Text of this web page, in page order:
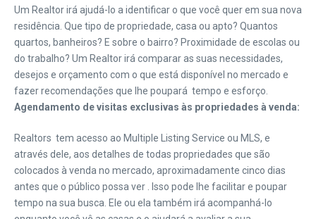
Um Realtor irá ajudá-lo a identificar o que você quer em sua nova
residência. Que tipo de propriedade, casa ou apto? Quantos
quartos, banheiros? E sobre o bairro? Proximidade de escolas ou
do trabalho? Um Realtor irá comparar as suas necessidades,
desejos e orçamento com o que está disponível no mercado e
fazer recomendações que lhe poupará tempo e esforço.
Agendamento de visitas exclusivas às propriedades à venda:
Realtors tem acesso ao Multiple Listing Service ou MLS, e
através dele, aos detalhes de todas propriedades que são
colocados à venda no mercado, aproximadamente cinco dias
antes que o público possa ver . Isso pode lhe facilitar e poupar
tempo na sua busca. Ele ou ela também irá acompanhá-lo